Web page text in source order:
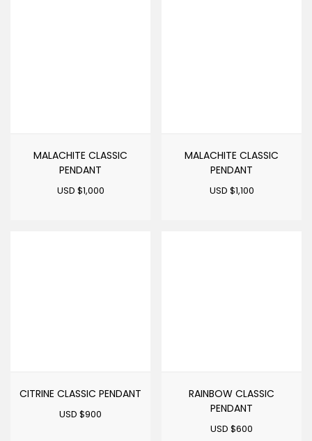
MALACHITE CLASSIC
PENDANT
USD $1,000
MALACHITE CLASSIC
PENDANT
USD $1,100
CITRINE CLASSIC PENDANT
USD $900
RAINBOW CLASSIC
PENDANT
USD $600